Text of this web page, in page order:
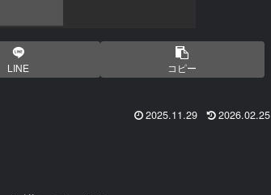
LINE コピー
2025.11.29 2026.02.25